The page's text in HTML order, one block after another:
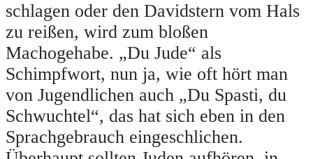
schlagen oder den Davidstern vom Hals
zu reißen, wird zum bloßen
Machogehabe. „Du Jude“ als
Schimpfwort, nun ja, wie oft hört man
von Jugendlichen auch „Du Spasti, du
Schwuchtel“, das hat sich eben in den
Sprachgebrauch eingeschlichen.